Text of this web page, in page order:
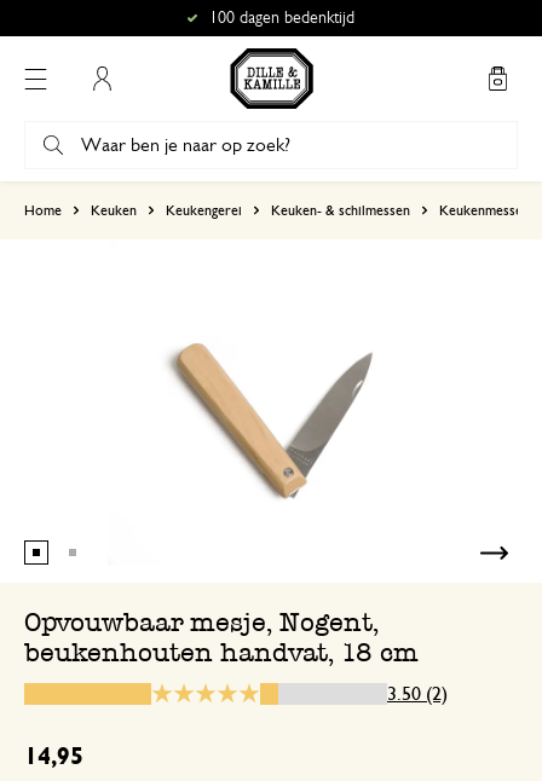
100 dagen bedenktijd
Home Keuken Keukengerei Keuken- & schilmessen Keukenmessen
Opvouwbaar mesje, Nogent,
beukenhouten handvat, 18 cm
3.50 (2)
14,95
5
1
Niet zo tevreden
11 september 2023